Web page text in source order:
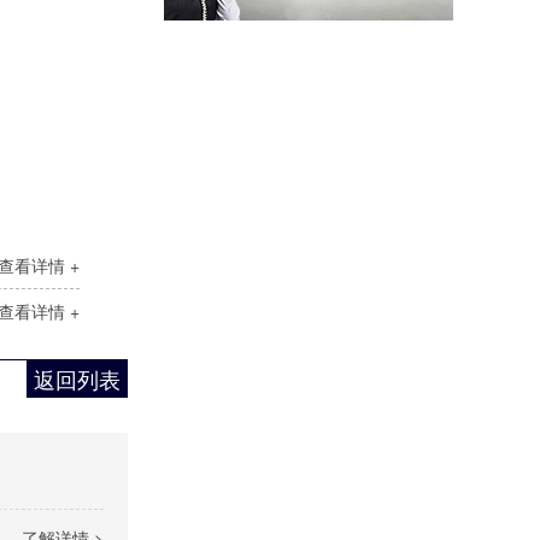
看详情 +
看详情 +
返回列表